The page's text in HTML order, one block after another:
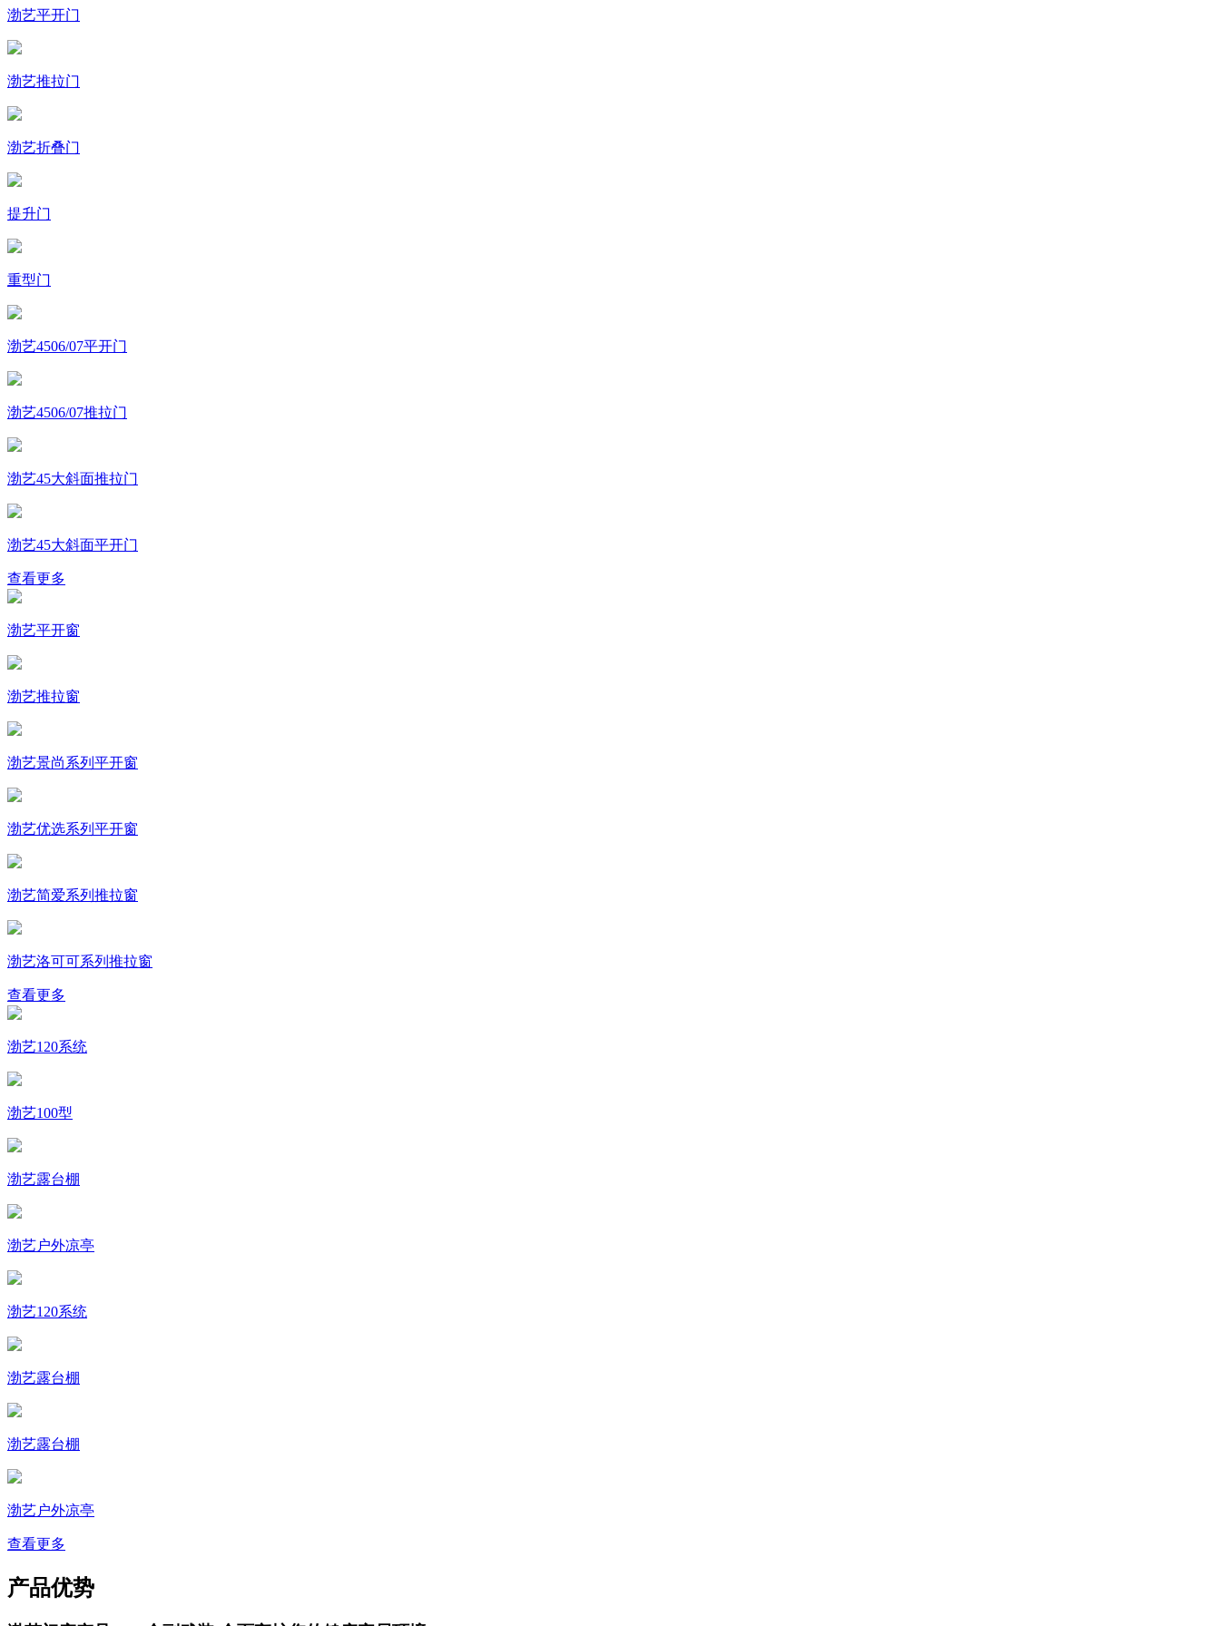
渤艺平开门
渤艺推拉门
渤艺折叠门
提升门
重型门
渤艺4506/07平开门
渤艺4506/07推拉门
渤艺45大斜面推拉门
渤艺45大斜面平开门
查看更多
渤艺平开窗
渤艺推拉窗
渤艺景尚系列平开窗
渤艺优选系列平开窗
渤艺简爱系列推拉窗
渤艺洛可可系列推拉窗
查看更多
渤艺120系统
渤艺100型
渤艺露台棚
渤艺户外凉亭
渤艺120系统
渤艺露台棚
渤艺露台棚
渤艺户外凉亭
查看更多
产品优势